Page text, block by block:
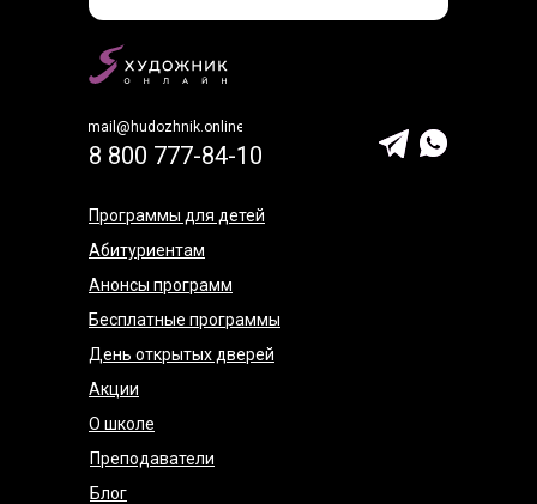
mail@hudozhnik.online
8 800 777-84-10
Программы для детей
Абитуриентам
Анонсы программ
Бесплатные программы
День открытых дверей
Акции
О школе
Преподаватели
Блог